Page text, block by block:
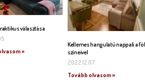
választása
»
Kellemes hangulatú nappali a
színeivel
2022.12.07.
Tovább olvasom »